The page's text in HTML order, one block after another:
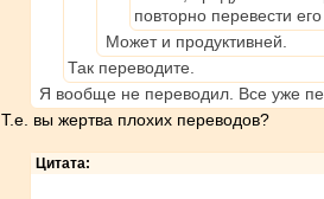
повторно перевести
Может и продуктивней.
Так переводите.
Я вообще не переводил. Все уже
Т.е. вы жертва плохих переводов?
Цитата: